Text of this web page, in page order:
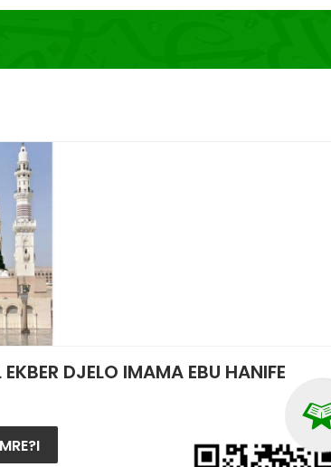
DJELO IMAMA EBU HANIFE